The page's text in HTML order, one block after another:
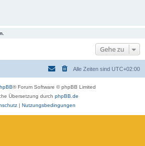
Gehe zu
Alle Zeiten sind UTC+02:00
® Forum Software © phpBB Limited
Übersetzung durch phpBB.de
| Nutzungsbedingungen